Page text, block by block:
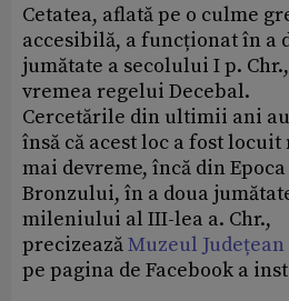
Cetatea, aflată pe o culme
accesibilă, a funcționat în a
jumătate a secolului I p.
vremea regelui Decebal.
Cercetările din ultimii ani
însă că acest loc a fost
mai devreme, încă din Epoca
Bronzului, în a doua
mileniului al III-lea a. Chr.,
precizeazăMuzeul Județean
pe pagina de Facebook a